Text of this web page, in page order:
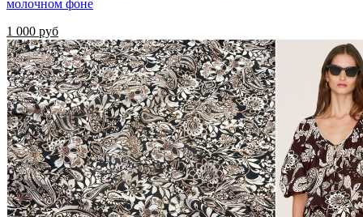
молочном фоне
1 000 руб